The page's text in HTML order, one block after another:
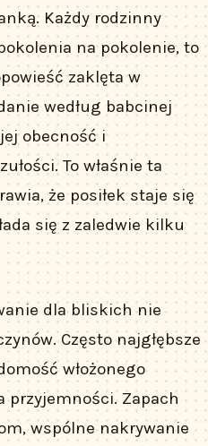
Każdy rodzinny
na pokolenie, to
zaklęta w
według babcinej
obecność i
To właśnie ta
że posiłek staje się
się z zaledwie kilku
dla bliskich nie
Często najgłębsze
włożonego
przyjemności. Zapach
wspólne nakrywanie